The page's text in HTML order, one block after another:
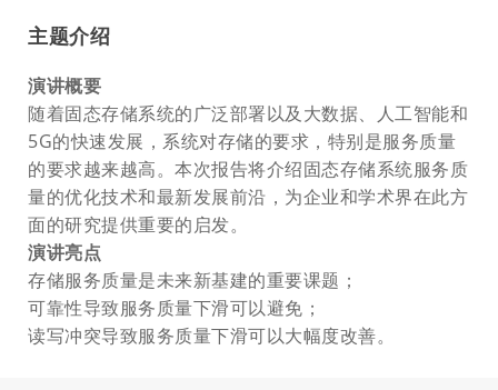
主题介绍
演讲概要
随着固态存储系统的广泛部署以及大数据、人工智能和
5G的快速发展，系统对存储的要求，特别是服务质量
的要求越来越高。本次报告将介绍固态存储系统服务质
量的优化技术和最新发展前沿，为企业和学术界在此方
面的研究提供重要的启发。
演讲亮点
存储服务质量是未来新基建的重要课题；
可靠性导致服务质量下滑可以避免；
读写冲突导致服务质量下滑可以大幅度改善。